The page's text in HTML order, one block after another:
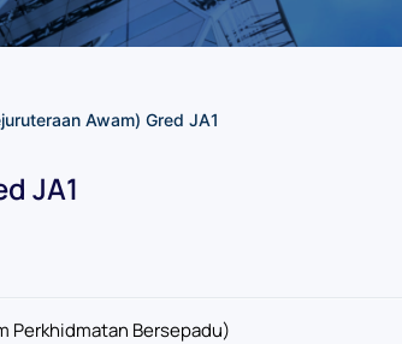
Awam) Gred JA1
JA1
Perkhidmatan Bersepadu)